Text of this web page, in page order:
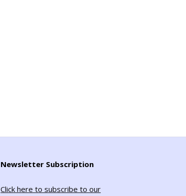
Newsletter Subscription
Click here to subscribe to our